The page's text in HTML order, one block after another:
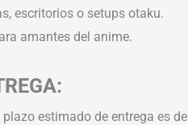
escritorios o setups otaku.
amantes del anime.
estimado de entrega es de